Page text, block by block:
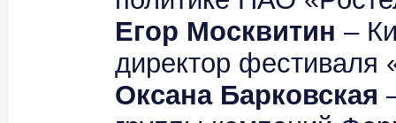
Егор Москвитин –
директор фестиваля
Оксана Барковская